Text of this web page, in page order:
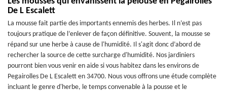
De L Escalett
La mousse fait partie des importants ennemis des herbes. Il n’est pas
toujours pratique de l’enlever de façon définitive. Souvent, la mousse se
répand sur une herbe à cause de l'humidité. Il s'agit donc d’abord de
rechercher la source de cette surcharge d'humidité. Nos jardiniers
pourront bien vous venir en aide si vous habitez dans les environs de
Pegairolles De L Escalett en 34700. Nous vous offrons une étude complète
incluant le genre d'herbe, le temps convenable à la pousse et le